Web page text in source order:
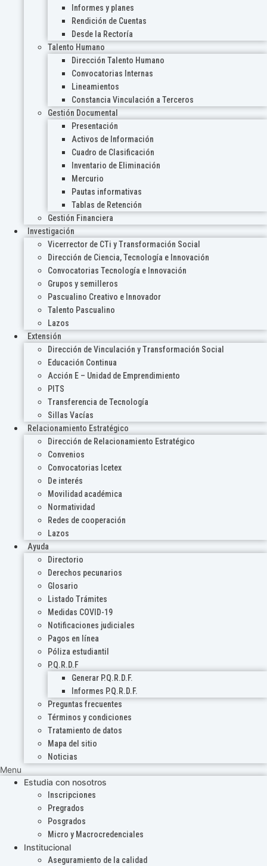
Informes y planes
Rendición de Cuentas
Desde la Rectoría
Talento Humano
Dirección Talento Humano
Convocatorias Internas
Lineamientos
Constancia Vinculación a Terceros
Gestión Documental
Presentación
Activos de Información
Cuadro de Clasificación
Inventario de Eliminación
Mercurio
Pautas informativas
Tablas de Retención
Gestión Financiera
Investigación
Vicerrector de CTi y Transformación Social
Dirección de Ciencia, Tecnología e Innovación
Convocatorias Tecnología e Innovación
Grupos y semilleros
Pascualino Creativo e Innovador
Talento Pascualino
Lazos
Extensión
Dirección de Vinculación y Transformación Social
Educación Continua
Acción E – Unidad de Emprendimiento
PITS
Transferencia de Tecnología
Sillas Vacías
Relacionamiento Estratégico
Dirección de Relacionamiento Estratégico
Convenios
Convocatorias Icetex
De interés
Movilidad académica
Normatividad
Redes de cooperación
Lazos
Ayuda
Directorio
Derechos pecunarios
Glosario
Listado Trámites
Medidas COVID-19
Notificaciones judiciales
Pagos en línea
Póliza estudiantil
P.Q.R.D.F
Generar P.Q.R.D.F.
Informes P.Q.R.D.F.
Preguntas frecuentes
Términos y condiciones
Tratamiento de datos
Mapa del sitio
Noticias
Menu
Estudia con nosotros
Inscripciones
Pregrados
Posgrados
Micro y Macrocredenciales
Institucional
Aseguramiento de la calidad